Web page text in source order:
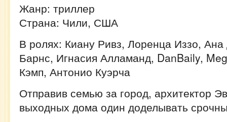
Жанр: триллер
Страна: Чили, США
В ролях: Киану Ривз, Лоренца Иззо,
Барнс, Игнасия Алламанд, DanBaily,
Кэмп, Антонио Куэрча
Отправив семью за город, архитектор
выходных дома один доделывать